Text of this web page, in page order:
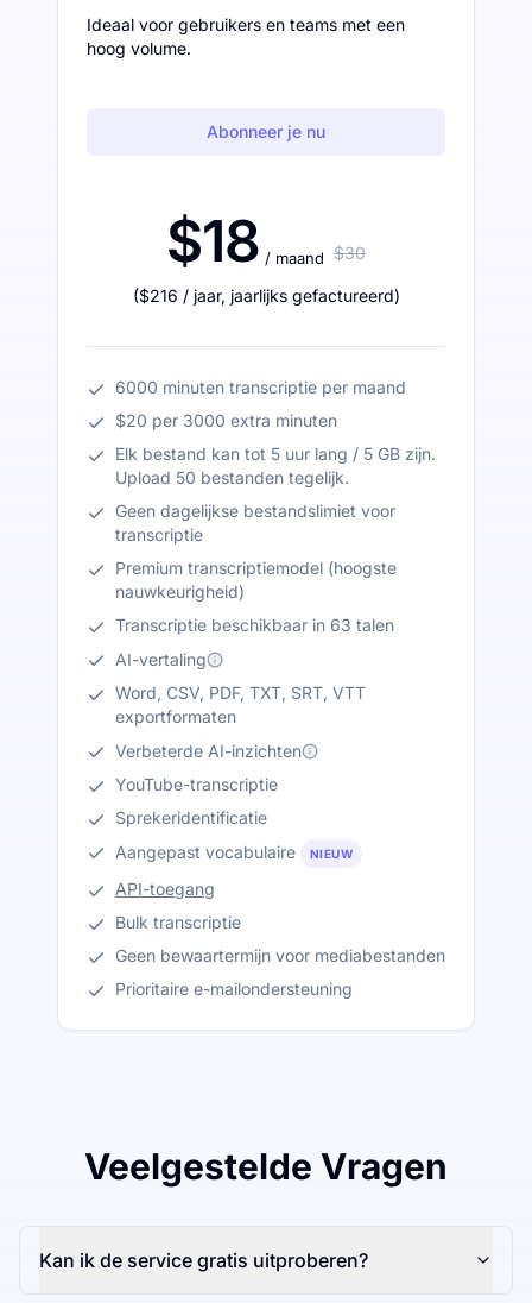
Ideaal voor gebruikers en teams met een
hoog volume.
Abonneer je nu
$18 / maand $30
($216 / jaar, jaarlijks gefactureerd)
6000 minuten transcriptie per maand
$20 per 3000 extra minuten
Elk bestand kan tot 5 uur lang / 5 GB zijn.
Upload 50 bestanden tegelijk.
Geen dagelijkse bestandslimiet voor
transcriptie
Premium transcriptiemodel (hoogste
nauwkeurigheid)
Transcriptie beschikbaar in 63 talen
AI-vertaling
Word, CSV, PDF, TXT, SRT, VTT
exportformaten
Verbeterde AI-inzichten
YouTube-transcriptie
Sprekeridentificatie
Aangepast vocabulaire
NIEUW
API-toegang
Bulk transcriptie
Geen bewaartermijn voor mediabestanden
Prioritaire e-mailondersteuning
Veelgestelde Vragen
Kan ik de service gratis uitproberen?